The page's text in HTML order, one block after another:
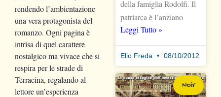
rendendo l’ambientazione
una vera protagonista del
romanzo. Ogni pagina è
intrisa di quel carattere
nostalgico ma vivace che si
respira per le strade di
Terracina, regalando al
lettore un’esperienza
della famiglia Rodolfi. Il
patriarca è l’anziano
Leggi Tutto »
Elio Freda 08/10/2012
Noir